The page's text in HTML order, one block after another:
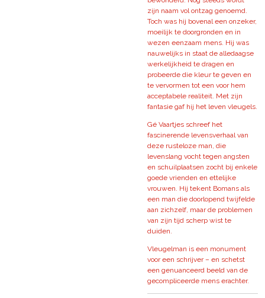
zijn naam vol ontzag genoemd.
Toch was hij bovenal een onzeker,
moeilijk te doorgronden en in
wezen eenzaam mens. Hij was
nauwelijks in staat de alledaagse
werkelijkheid te dragen en
probeerde die kleur te geven en
te vervormen tot een voor hem
acceptabele realiteit. Met zijn
fantasie gaf hij het leven vleugels.
Gé Vaartjes schreef het
fascinerende levensverhaal van
deze rusteloze man, die
levenslang vocht tegen angsten
en schuilplaatsen zocht bij enkele
goede vrienden en ettelijke
vrouwen. Hij tekent Bomans als
een man die doorlopend twijfelde
aan zichzelf, maar de problemen
van zijn tijd scherp wist te
duiden.
Vleugelman is een monument
voor een schrijver – en schetst
een genuanceerd beeld van de
gecompliceerde mens erachter.